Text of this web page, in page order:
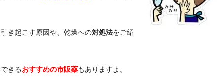
き起こす原因や、乾燥への対処法をご紹
きるおすすめの市販薬もありますよ。